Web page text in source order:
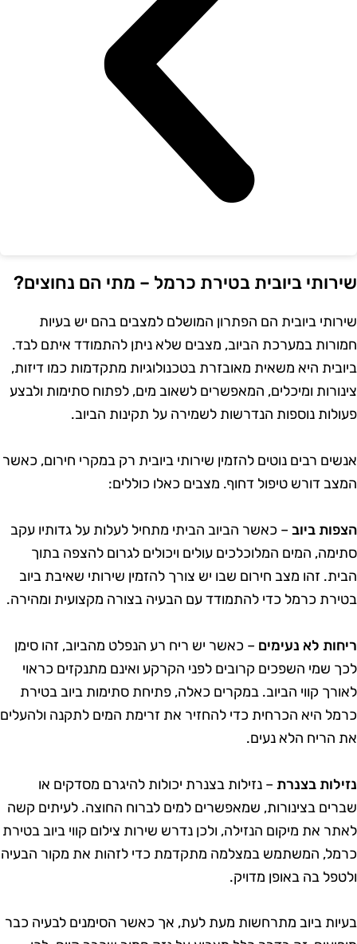
ביובית בטירת כרמל – מתי הם נחוצים?
ביובית הם הפתרון המושלם למצבים בהם יש בעיות
במערכת הביוב, מצבים שלא ניתן להתמודד איתם לבד.
היא משאית מאובזרת בטכנולוגיות מתקדמות כמו דיזות,
ומיכלים, המאפשרים לשאוב מים, לפתוח סתימות ולבצע
נוספות הנדרשות לשמירה על תקינות הביוב.
רבים נוטים להזמין שירותי ביובית רק במקרי חירום, כאשר
דורש טיפול דחוף. מצבים כאלו כוללים:
ביוב– כאשר הביוב הביתי מתחיל לעלות על גדותיו עקב
המים המלוכלכים עולים ויכולים לגרום להצפה בתוך
זהו מצב חירום שבו יש צורך להזמין שירותי שאיבת ביוב
כרמל כדי להתמודד עם הבעיה בצורה מקצועית ומהירה.
לא נעימים– כאשר יש ריח רע הנפלט מהביוב, זהו סימן
שמי השפכים קרובים לפני הקרקע ואינם מתנקזים כראוי
קווי הביוב. במקרים כאלה, פתיחת סתימות ביוב בטירת
היא הכרחית כדי להחזיר את זרימת המים לתקנה ולהעלים
הריח הלא נעים.
בצנרת– נזילות בצנרת יכולות להיגרם מסדקים או
בצינורות, שמאפשרים למים לברוח החוצה. לעיתים קשה
את מיקום הנזילה, ולכן נדרש שירות צילום קווי ביוב בטירת
המשתמש במצלמה מתקדמת כדי לזהות את מקור הבעיה
בה באופן מדויק.
ביוב מתרחשות מעת לעת, אך כאשר הסימנים לבעיה כבר